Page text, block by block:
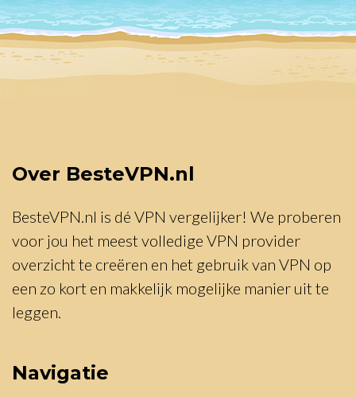
Over BesteVPN.nl
BesteVPN.nl is dé VPN vergelijker! We proberen
voor jou het meest volledige VPN provider
overzicht te creëren en het gebruik van VPN op
een zo kort en makkelijk mogelijke manier uit te
leggen.
Navigatie